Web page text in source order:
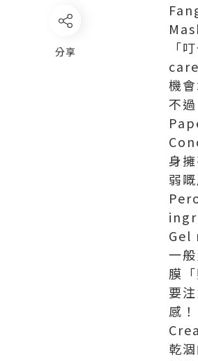
「
機
不
身
弱
Gel
一
膜
要
感！
乾
分享